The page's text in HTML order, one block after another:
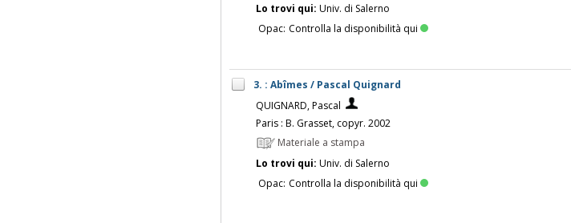
Lo trovi qui: Univ. di Salerno
Opac: Controlla la disponibilità qui
3. : Abîmes / Pascal Quignard
QUIGNARD, Pascal
Paris : B. Grasset, copyr. 2002
Materiale a stampa
Lo trovi qui: Univ. di Salerno
Opac: Controlla la disponibilità qui